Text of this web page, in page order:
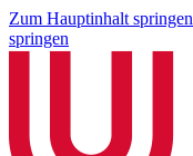
Zum Hauptinhalt springen
springen